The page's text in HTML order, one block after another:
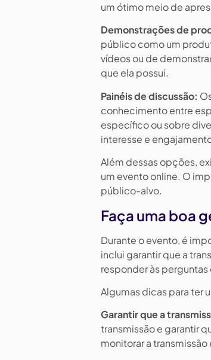
um ótimo meio de
Demonstrações de
público como um
vídeos ou de
que ela possui.
Painéis de discussão:
conhecimento entre
específico ou sobre
interesse e
Além dessas opções,
um evento online. O
público-alvo.
Faça uma boa
Durante o evento, é
inclui garantir que a
responder às
Algumas dicas para ter
Garantir que a
transmissão e garantir
monitorar a